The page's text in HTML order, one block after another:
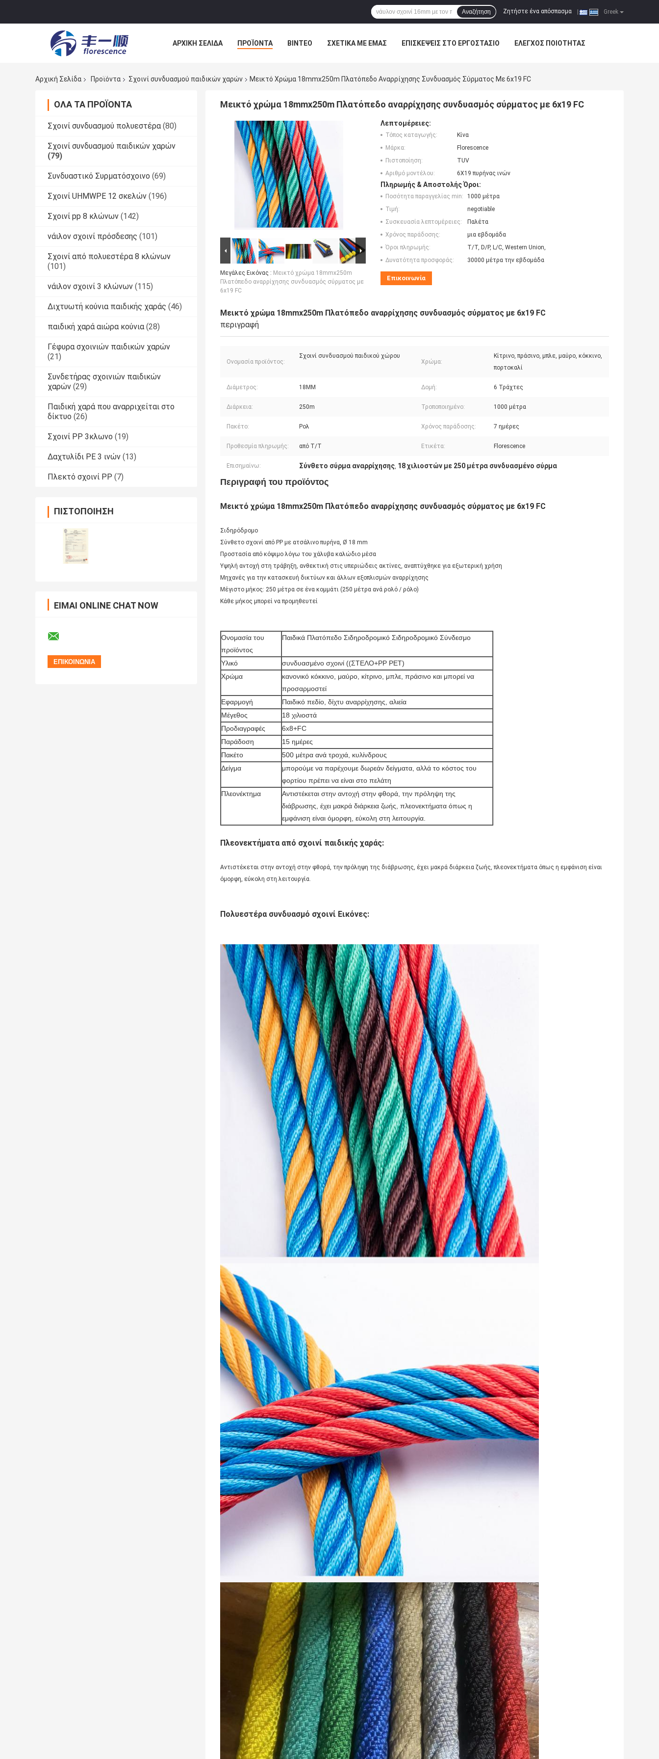
Greek
Ζητήστε ένα απόσπασμα
Αναζήτηση
ΑΡΧΙΚΉ ΣΕΛΊΔΑ ΠΡΟΪΌΝΤΑ ΒΊΝΤΕΟ ΣΧΕΤΙΚΆ ΜΕ ΕΜΆΣ ΕΠΙΣΚΈΨΕΙΣ ΣΤΟ ΕΡΓΟΣΤΆΣΙΟ ΈΛΕΓΧΟΣ ΠΟΙΌΤΗΤΑΣ
Αρχική Σελίδα
Προϊόντα Σχοινί συνδυασμού παιδικών χαρών Μεικτό Χρώμα 18mmx250m Πλατόπεδο Αναρρίχησης Συνδυασμός Σύρματος Με 6x19 FC
ΌΛΑ ΤΑ ΠΡΟΪΌΝΤΑ
Σχοινί συνδυασμού πολυεστέρα (80)
Σχοινί συνδυασμού παιδικών χαρών
(79)
Συνδυαστικό Συρματόσχοινο (69)
Σχοινί UHMWPE 12 σκελών (196)
Σχοινί pp 8 κλώνων (142)
νάιλον σχοινί πρόσδεσης (101)
Σχοινί από πολυεστέρα 8 κλώνων
(101)
νάιλον σχοινί 3 κλώνων (115)
Διχτυωτή κούνια παιδικής χαράς (46)
παιδική χαρά αιώρα κούνια (28)
Γέφυρα σχοινιών παιδικών χαρών
(21)
Συνδετήρας σχοινιών παιδικών
χαρών (29)
Παιδική χαρά που αναρριχείται στο
δίκτυο (26)
Σχοινί PP 3κλωνο (19)
Δαχτυλίδι PE 3 ινών (13)
Πλεκτό σχοινί PP (7)
ΠΙΣΤΟΠΟΊΗΣΗ
ΕΊΜΑΙ ONLINE CHAT NOW
Μεικτό χρώμα 18mmx250m Πλατόπεδο αναρρίχησης συνδυασμός σύρματος με 6x19 FC
Μεγάλες Εικόνας : Μεικτό χρώμα 18mmx250m
Πλατόπεδο αναρρίχησης συνδυασμός σύρματος με
6x19 FC
Λεπτομέρειες:
Τόπος καταγωγής:
Κίνα
Μάρκα:
Florescence
Πιστοποίηση:
TUV
Αριθμό μοντέλου:
6X19 πυρήνας ινών
Πληρωμής & Αποστολής Όροι:
Ποσότητα παραγγελίας min:
1000 μέτρα
Τιμή:
negotiable
Συσκευασία λεπτομέρειες:
Παλέτα
Χρόνος παράδοσης:
μια εβδομάδα
Όροι πληρωμής:
T/T, D/P, L/C, Western Union,
Δυνατότητα προσφοράς:
30000 μέτρα την εβδομάδα
Επικοινωνία
Μεικτό χρώμα 18mmx250m Πλατόπεδο αναρρίχησης συνδυασμός σύρματος με 6x19 FC
περιγραφή
Ονομασία προϊόντος:
Σχοινί συνδυασμού παιδικού χώρου
Χρώμα:
Κίτρινο, πράσινο, μπλε, μαύρο, κόκκινο,
πορτοκαλί
Διάμετρος: 18MM Δομή: 6 Τράχτες
Διάρκεια: 250m Τροποποιημένο: 1000 μέτρα
Πακέτο: Ρολ Χρόνος παράδοσης: 7 ημέρες
Προθεσμία πληρωμής: από T/T Ετικέτα: Florescence
Επισημαίνω: Σύνθετο σύρμα αναρρίχησης, 18 χιλιοστών με 250 μέτρα συνδυασμένο σύρμα
Περιγραφή του προϊόντος
Μεικτό χρώμα 18mmx250m Πλατόπεδο αναρρίχησης συνδυασμός σύρματος με 6x19 FC
Σιδηρόδρομο
Σύνθετο σχοινί από PP με ατσάλινο πυρήνα, Ø 18 mm
Προστασία από κόψιμο λόγω του χάλυβα καλώδιο μέσα
Υψηλή αντοχή στη τράβηξη, ανθεκτική στις υπεριώδεις ακτίνες, αναπτύχθηκε για εξωτερική χρήση
Μηχανές για την κατασκευή δικτύων και άλλων εξοπλισμών αναρρίχησης
Μέγιστο μήκος: 250 μέτρα σε ένα κομμάτι (250 μέτρα ανά ρολό / ρόλο)
Κάθε μήκος μπορεί να προμηθευτεί
Ονομασία του
προϊόντος
Παιδικά Πλατόπεδο Σιδηροδρομικό Σιδηροδρομικό Σύνδεσμο
Υλικό
συνδυασμένο σχοινί ((ΣΤΕΛΟ+PP PET)
Χρώμα
κανονικό κόκκινο, μαύρο, κίτρινο, μπλε, πράσινο και μπορεί να
προσαρμοστεί
Εφαρμογή
Παιδικό πεδίο, δίχτυ αναρρίχησης, αλιεία
Μέγεθος
18 χιλιοστά
Προδιαγραφές
6x8+FC
Παράδοση
15 ημέρες
Πακέτο
500 μέτρα ανά τροχιά, κυλίνδρους
Δείγμα
μπορούμε να παρέχουμε δωρεάν δείγματα, αλλά το κόστος του
φορτίου πρέπει να είναι στο πελάτη
Πλεονέκτημα
Αντιστέκεται στην αντοχή στην φθορά, την πρόληψη της
διάβρωσης, έχει μακρά διάρκεια ζωής, πλεονεκτήματα όπως η
εμφάνιση είναι όμορφη, εύκολη στη λειτουργία.
Πλεονεκτήματα από σχοινί παιδικής χαράς:
Αντιστέκεται στην αντοχή στην φθορά, την πρόληψη της διάβρωσης, έχει μακρά διάρκεια ζωής, πλεονεκτήματα όπως η εμφάνιση είναι
όμορφη, εύκολη στη λειτουργία.
Πολυεστέρα συνδυασμό σχοινί Εικόνες: